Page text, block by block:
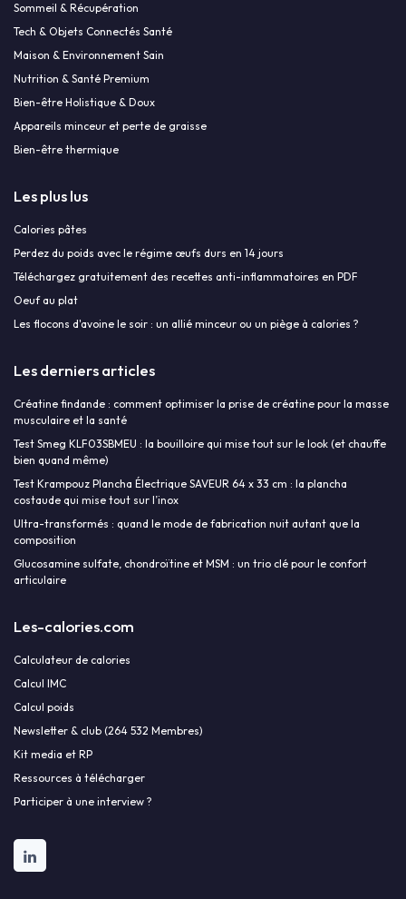
Sommeil & Récupération
Tech & Objets Connectés Santé
Maison & Environnement Sain
Nutrition & Santé Premium
Bien-être Holistique & Doux
Appareils minceur et perte de graisse
Bien-être thermique
Les plus lus
Calories pâtes
Perdez du poids avec le régime œufs durs en 14 jours
Téléchargez gratuitement des recettes anti-inflammatoires en PDF
Oeuf au plat
Les flocons d'avoine le soir : un allié minceur ou un piège à calories ?
Les derniers articles
Créatine findande : comment optimiser la prise de créatine pour la masse
musculaire et la santé
Test Smeg KLF03SBMEU : la bouilloire qui mise tout sur le look (et chauffe
bien quand même)
Test Krampouz Plancha Électrique SAVEUR 64 x 33 cm : la plancha
costaude qui mise tout sur l’inox
Ultra-transformés : quand le mode de fabrication nuit autant que la
composition
Glucosamine sulfate, chondroïtine et MSM : un trio clé pour le confort
articulaire
Les-calories.com
Calculateur de calories
Calcul IMC
Calcul poids
Newsletter & club (264 532 Membres)
Kit media et RP
Ressources à télécharger
Participer à une interview ?